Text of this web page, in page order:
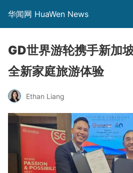
华闻网 HuaWen News
GD世界游轮携手新加
全新家庭旅游体验
Ethan Liang